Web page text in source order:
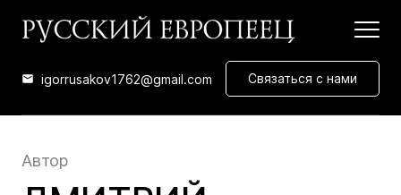
igorrusakov1762@gmail.com Связаться с нами
Автор